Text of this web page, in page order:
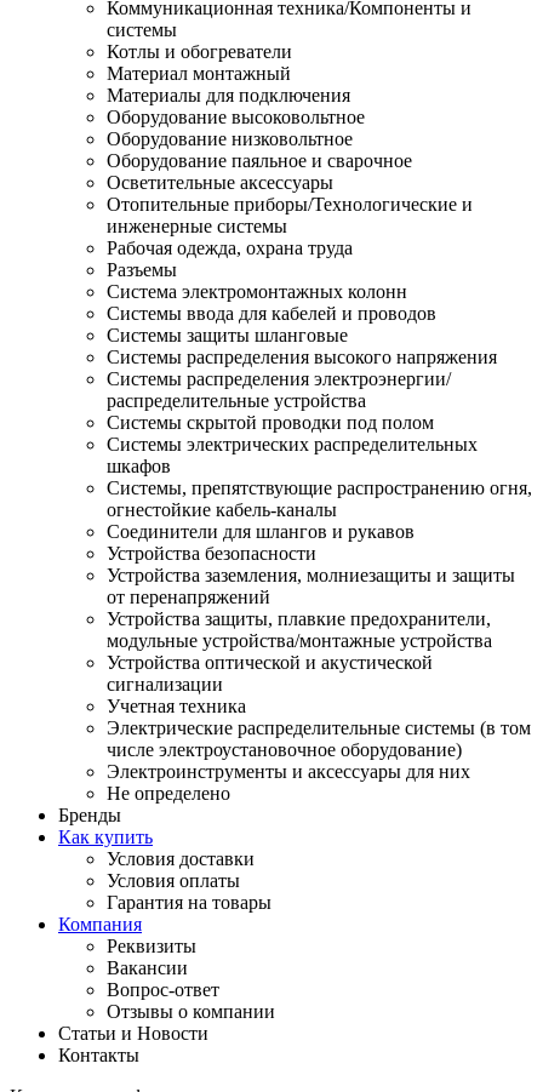
Коммуникационная техника/Компоненты и
системы
Котлы и обогреватели
Материал монтажный
Материалы для подключения
Оборудование высоковольтное
Оборудование низковольтное
Оборудование паяльное и сварочное
Осветительные аксессуары
Отопительные приборы/Технологические и
инженерные системы
Рабочая одежда, охрана труда
Разъемы
Система электромонтажных колонн
Системы ввода для кабелей и проводов
Системы защиты шланговые
Системы распределения высокого напряжения
Системы распределения электроэнергии/
распределительные устройства
Системы скрытой проводки под полом
Системы электрических распределительных
шкафов
Системы, препятствующие распространению огня,
огнестойкие кабель-каналы
Соединители для шлангов и рукавов
Устройства безопасности
Устройства заземления, молниезащиты и защиты
от перенапряжений
Устройства защиты, плавкие предохранители,
модульные устройства/монтажные устройства
Устройства оптической и акустической
сигнализации
Учетная техника
Электрические распределительные системы (в том
числе электроустановочное оборудование)
Электроинструменты и аксессуары для них
Не определено
Бренды
Как купить
Условия доставки
Условия оплаты
Гарантия на товары
Компания
Реквизиты
Вакансии
Вопрос-ответ
Отзывы о компании
Статьи и Новости
Контакты